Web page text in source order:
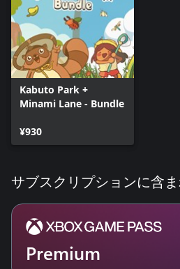
私たちの小さなゲームを楽しんでもら
Kabuto Park +
Minami Lane - Bundle
¥930
サブスクリプションに含
Premium